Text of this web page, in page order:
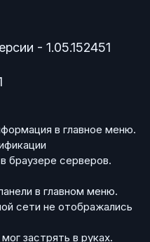
- 1.05.152451
в главное меню.
браузере серверов.
в главном меню.
сети не отображались
застрять в руках.